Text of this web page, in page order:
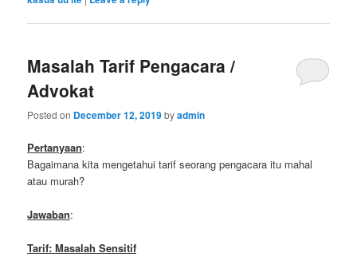
Masalah Tarif Pengacara /
Advokat
Posted on December 12, 2019byadmin
Pertanyaan:
Bagaimana kita mengetahui tarif seorang pengacara itu mahal
atau murah?
Jawaban:
Tarif: Masalah Sensitif